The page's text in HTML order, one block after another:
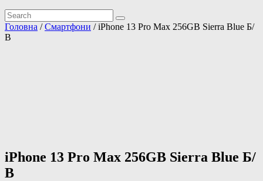
Головна /Смартфони / iPhone 13 Pro Max 256GB Sierra Blue Б/
В
iPhone 13 Pro Max 256GB Sierra Blue Б/
В